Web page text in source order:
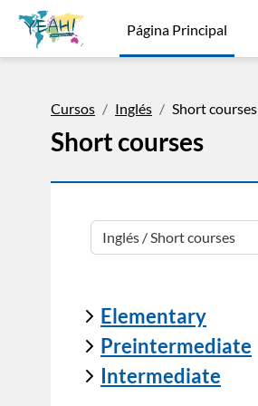
Salta al contenido principal
Página Principal
Cursos Inglés Short courses
Short courses
Categorías
Elementary
Preintermediate
Intermediate